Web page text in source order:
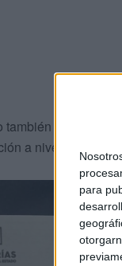
para
también la vuelta
a nivel nacional